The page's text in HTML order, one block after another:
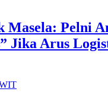
Masela: Pelni
Jika Arus